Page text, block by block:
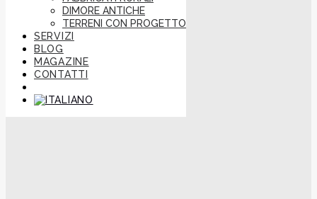
DIMORE ANTICHE
TERRENI CON PROGETTO
SERVIZI
BLOG
MAGAZINE
CONTATTI